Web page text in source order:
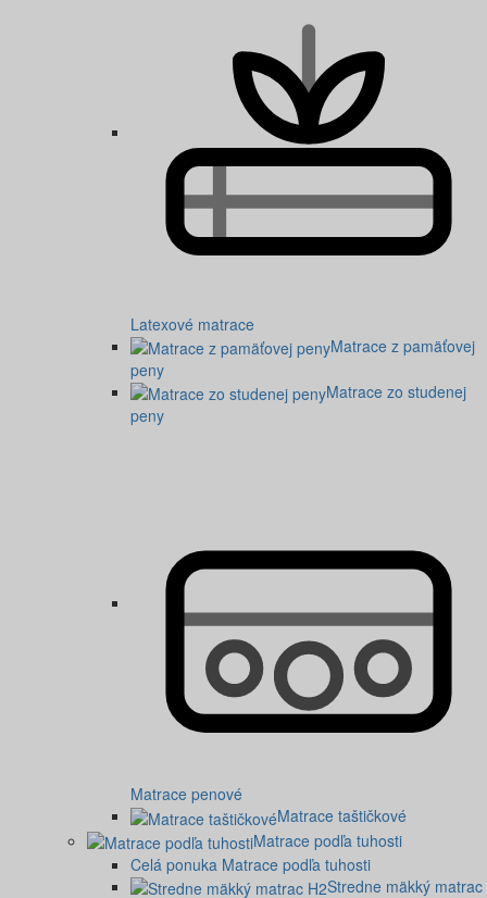
Latexové matrace
Matrace z pamäťovej
peny
Matrace zo studenej
peny
Matrace penové
Matrace taštičkové
Matrace podľa tuhosti
Celá ponuka Matrace podľa tuhosti
Stredne mäkký matrac